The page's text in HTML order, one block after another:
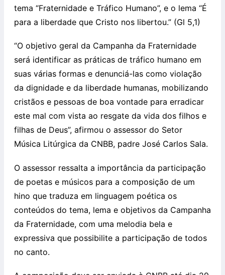
tema “Fraternidade e Tráfico Humano”, e o lema “É
para a liberdade que Cristo nos libertou.” (Gl 5,1)
“O objetivo geral da Campanha da Fraternidade
será identificar as práticas de tráfico humano em
suas várias formas e denunciá-las como violação
da dignidade e da liberdade humanas, mobilizando
cristãos e pessoas de boa vontade para erradicar
este mal com vista ao resgate da vida dos filhos e
filhas de Deus”, afirmou o assessor do Setor
Música Litúrgica da CNBB, padre José Carlos Sala.
O assessor ressalta a importância da participação
de poetas e músicos para a composição de um
hino que traduza em linguagem poética os
conteúdos do tema, lema e objetivos da Campanha
da Fraternidade, com uma melodia bela e
expressiva que possibilite a participação de todos
no canto.